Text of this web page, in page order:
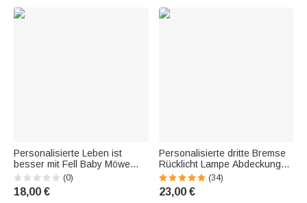
Personalisierte Leben ist
besser mit Fell Baby Möwe
Telefon Fall Geburtstag
Geschenk für Hundeliebhaber
(0)
18,00 €
Personalisierte dritte Bremse
Rücklicht Lampe Abdeckung
Trim kompatibel mit JLU JKU
Exterieur Zubehör
Weihnachten Geburtstag
(34)
23,00 €